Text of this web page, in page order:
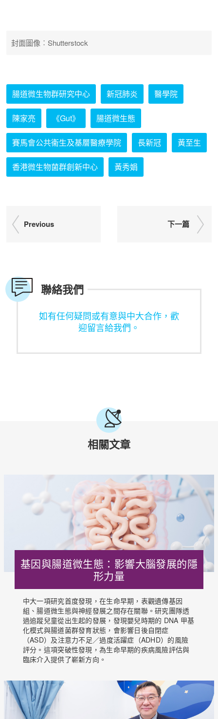
封面圖像︰Shutterstock
腸道微生物群研究中心 新冠肺炎 醫學院
陳家亮 《Gut》 腸道微生態
賽馬會公共衞生及基層醫療學院 長新冠 黃至生
香港微生物菌群創新中心 黃秀娟
Previous 下一篇
聯絡我們
如有任何疑問或有意與中大合作，歡
迎留言給我們。
相關文章
基因與腸道微生態：影響大腦發展的隱
形力量
中大一項研究首度發現，在生命早期，表觀遺傳基因
組、腸道微生態與神經發展之間存在關聯。研究團隊透
過追蹤兒童從出生起的發展，發現嬰兒時期的 DNA 甲基
化模式與腸道菌群發育狀態，會影響日後自閉症
（ASD）及注意力不足／過度活躍症（ADHD）的風險
評分。這項突破性發現，為生命早期的疾病風險評估與
臨床介入提供了嶄新方向。